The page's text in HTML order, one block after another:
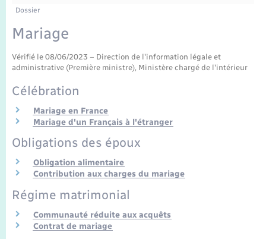
Etat-civil - Papiers - Citoyenneté
Mariage – PACS
Parrainage civil
Recensement
Logement - Urbanisme
Nouvel habitant
Numérique
Organisation d’événement
Transports scolaires
Travaux - Autorisation d’occupation de l’espace
Compétences
Plan interactif
Présentation de la commune
Publications
La Communauté de communes
Dossier
Mariage
Vérifié le 08/06/2023 – Direction de l'information légale et
administrative (Première ministre), Ministère chargé de l'intérieur
Célébration
Mariage en France
Mariage d'un Français à l'étranger
Obligations des époux
Obligation alimentaire
Contribution aux charges du mariage
Régime matrimonial
Communauté réduite aux acquêts
Contrat de mariage